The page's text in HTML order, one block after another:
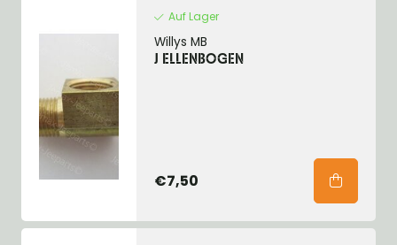
Auf Lager
Willys MB
J ELLENBOGEN
€7,50